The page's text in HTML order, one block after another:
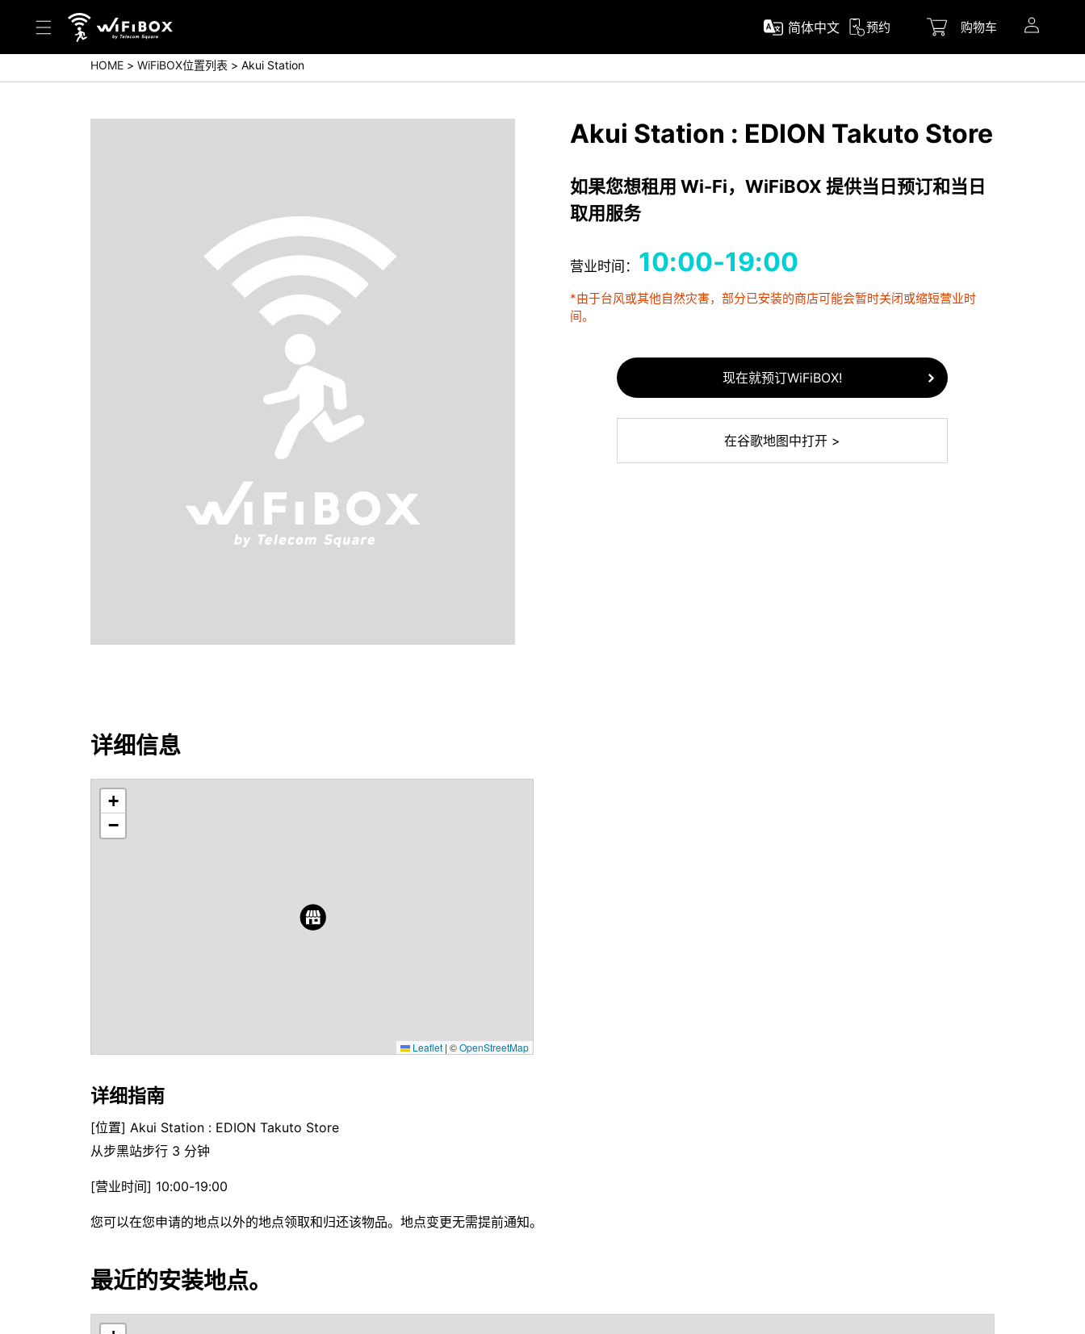
帮助／询问
帮助中心(日本语)
简体中文 预约 购物车
HOME WiFiBOX位置列表 Akui Station
Akui Station : EDION Takuto Store
如果您想租用 Wi-Fi，WiFiBOX 提供当日预订和当日
取用服务
营业时间： 10:00-19:00
*由于台风或其他自然灾害，部分已安装的商店可能会暂时关闭或缩短营业时
间。
现在就预订WiFiBOX!
在谷歌地图中打开 >
详细信息
+
−
Leaflet | ©OpenStreetMap
详细指南
[位置] Akui Station : EDION Takuto Store
从步黑站步行 3 分钟
[营业时间] 10:00-19:00
您可以在您申请的地点以外的地点领取和归还该物品。地点变更无需提前通知。
最近的安装地点。